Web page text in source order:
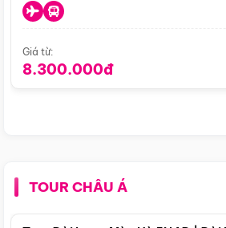
Giá từ:
8.300.000đ
TOUR CHÂU Á